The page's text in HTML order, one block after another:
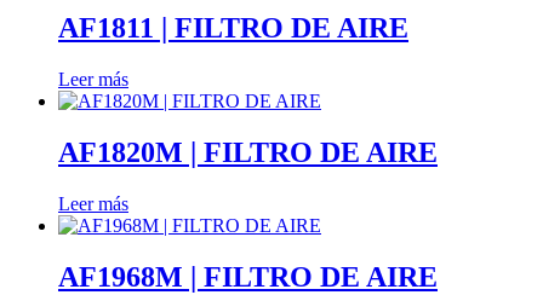
AF1811 | FILTRO DE AIRE
Leer más
AF1820M | FILTRO DE AIRE
Leer más
AF1968M | FILTRO DE AIRE